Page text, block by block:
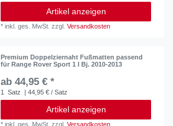
Artikel anzeigen
*inkl. ges. MwSt. zzgl.Versandkosten
Premium Doppelziernaht Fußmatten passend
für Range Rover Sport 1 I Bj. 2010-2013
ab 44,95 € *
1 Satz | 44,95 € / Satz
Artikel anzeigen
*inkl. ges. MwSt. zzgl.Versandkosten